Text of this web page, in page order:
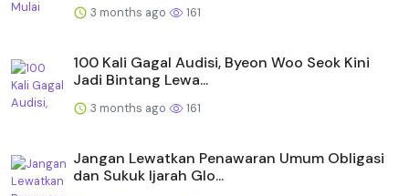
3 months ago 161
100 Kali Gagal Audisi, Byeon Woo Seok Kini
Jadi Bintang Lewa...
3 months ago 161
Jangan Lewatkan Penawaran Umum Obligasi
dan Sukuk Ijarah Glo...